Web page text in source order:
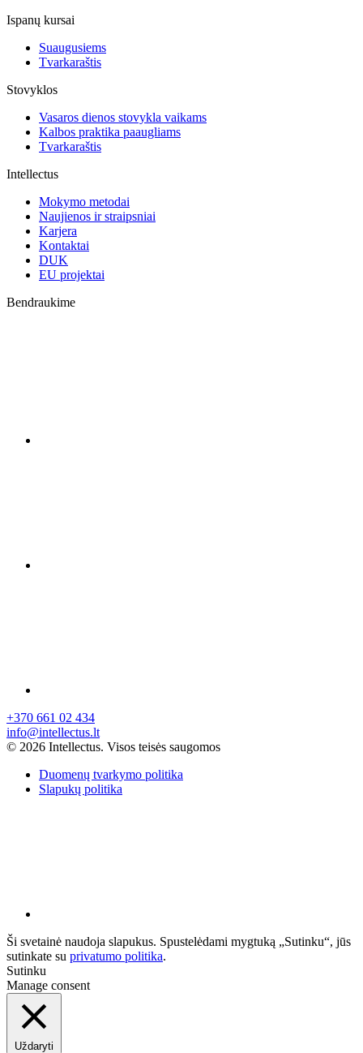
Ispanų kursai
Suaugusiems
Tvarkaraštis
Stovyklos
Vasaros dienos stovykla vaikams
Kalbos praktika paaugliams
Tvarkaraštis
Intellectus
Mokymo metodai
Naujienos ir straipsniai
Karjera
Kontaktai
DUK
EU projektai
Bendraukime
+370 661 02 434
info@intellectus.lt
© 2026 Intellectus. Visos teisės saugomos
Duomenų tvarkymo politika
Slapukų politika
Ši svetainė naudoja slapukus. Spustelėdami mygtuką „Sutinku“, jūs
sutinkate su privatumo politika.
Sutinku
Manage consent
Uždaryti